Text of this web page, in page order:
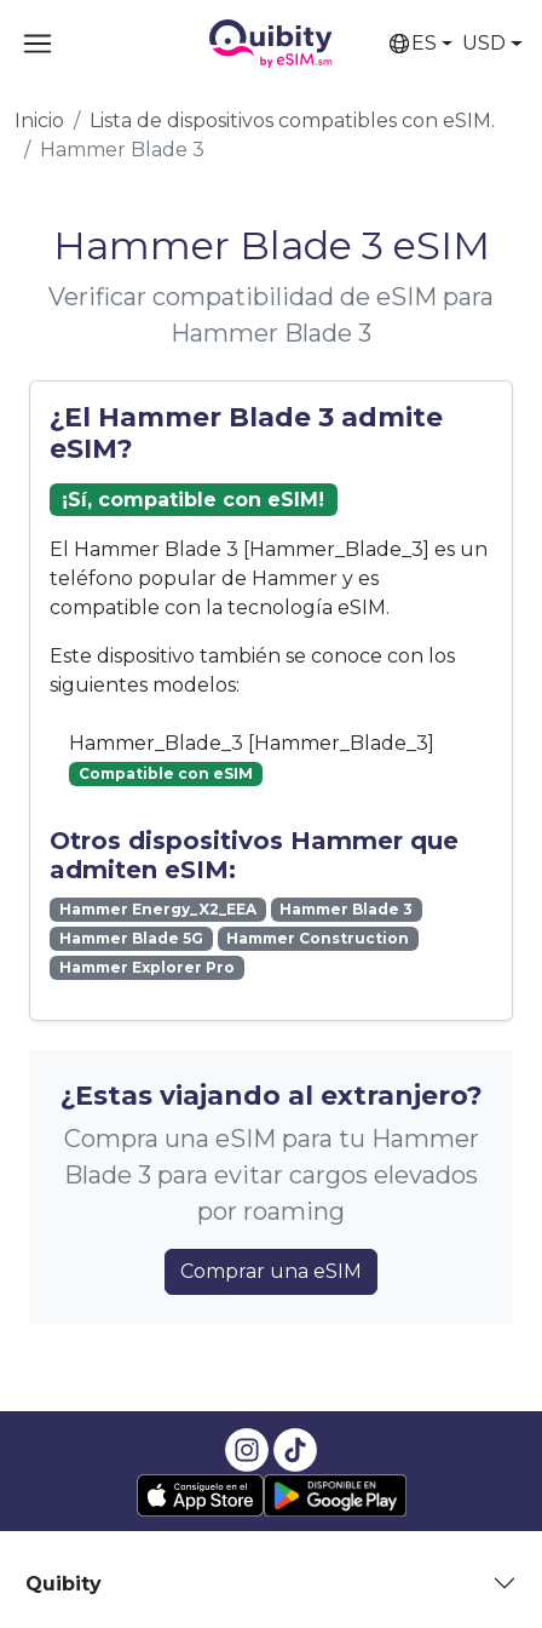
ES USD
Inicio
Lista de dispositivos compatibles con eSIM.
Hammer Blade 3
Hammer Blade 3 eSIM
Verificar compatibilidad de eSIM para
Hammer Blade 3
¿El Hammer Blade 3 admite
eSIM?
¡Sí, compatible con eSIM!
El Hammer Blade 3 [Hammer_Blade_3] es un
teléfono popular de Hammer y es
compatible con la tecnología eSIM.
Este dispositivo también se conoce con los
siguientes modelos:
Hammer_Blade_3 [Hammer_Blade_3]
Compatible con eSIM
Otros dispositivos Hammer que
admiten eSIM:
Hammer Energy_X2_EEA
Hammer Blade 3
Hammer Blade 5G
Hammer Construction
Hammer Explorer Pro
¿Estas viajando al extranjero?
Compra una eSIM para tu Hammer
Blade 3 para evitar cargos elevados
por roaming
Comprar una eSIM
Quibity